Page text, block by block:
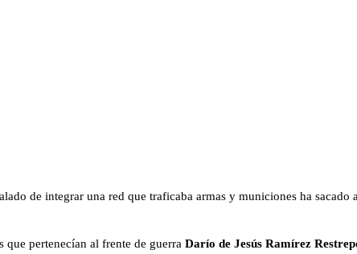
de integrar una red que traficaba armas y municiones ha sacado
que pertenecían al frente de guerra Darío de Jesús Ramírez